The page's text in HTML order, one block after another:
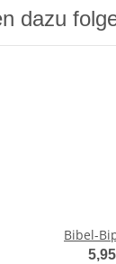
dazu
Bibel-